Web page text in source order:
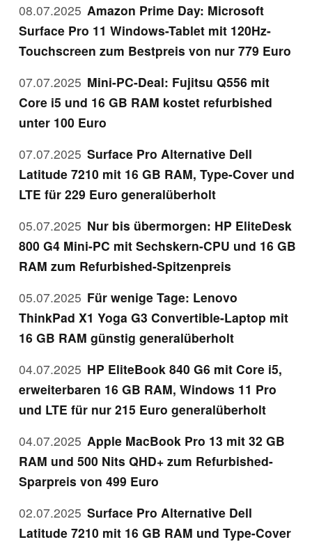
08.07.2025 Amazon Prime Day: Microsoft
Surface Pro 11 Windows-Tablet mit 120Hz-
Touchscreen zum Bestpreis von nur 779 Euro
07.07.2025 Mini-PC-Deal: Fujitsu Q556 mit
Core i5 und 16 GB RAM kostet refurbished
unter 100 Euro
07.07.2025 Surface Pro Alternative Dell
Latitude 7210 mit 16 GB RAM, Type-Cover und
LTE für 229 Euro generalüberholt
05.07.2025 Nur bis übermorgen: HP EliteDesk
800 G4 Mini-PC mit Sechskern-CPU und 16 GB
RAM zum Refurbished-Spitzenpreis
05.07.2025 Für wenige Tage: Lenovo
ThinkPad X1 Yoga G3 Convertible-Laptop mit
16 GB RAM günstig generalüberholt
04.07.2025 HP EliteBook 840 G6 mit Core i5,
erweiterbaren 16 GB RAM, Windows 11 Pro
und LTE für nur 215 Euro generalüberholt
04.07.2025 Apple MacBook Pro 13 mit 32 GB
RAM und 500 Nits QHD+ zum Refurbished-
Sparpreis von 499 Euro
02.07.2025 Surface Pro Alternative Dell
Latitude 7210 mit 16 GB RAM und Type-Cover